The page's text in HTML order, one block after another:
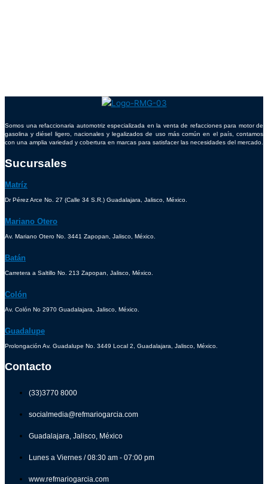
Somos una refaccionaria automotriz especializada en la venta de refacciones para motor de
gasolina y diésel ligero, nacionales y legalizados de uso más común en el país, contamos
con una amplia variedad y cobertura en marcas para satisfacer las necesidades del mercado.
Sucursales
Matríz
Dr Pérez Arce No. 27 (Calle 34 S.R.) Guadalajara, Jalisco, México.
Mariano Otero
Av. Mariano Otero No. 3441 Zapopan, Jalisco, México.
Batán
Carretera a Saltillo No. 213 Zapopan, Jalisco, México.
Colón
Av. Colón No 2970 Guadalajara, Jalisco, México.
Guadalupe
Prolongación Av. Guadalupe No. 3449 Local 2, Guadalajara, Jalisco, México.
Contacto
(33)3770 8000
socialmedia@refmariogarcia.com
Guadalajara, Jalisco, México
Lunes a Viernes / 08:30 am - 07:00 pm
www.refmariogarcia.com